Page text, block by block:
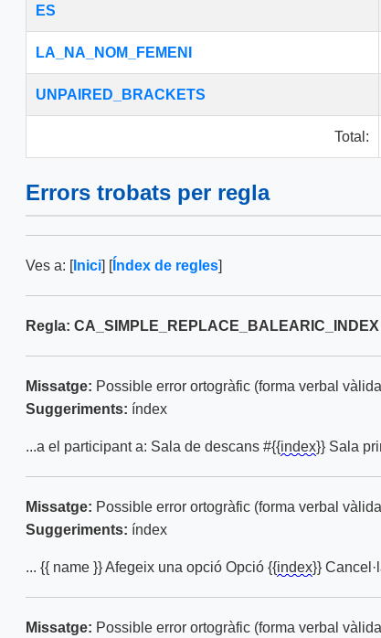
ES
LA_NA_NOM_FEMENI
UNPAIRED_BRACKETS
Total:
Errors trobats per regla
Ves a: [Inici] [Índex de regles]
Regla: CA_SIMPLE_REPLACE_BALEARIC_INDEX
Missatge: Possible error ortogràfic (forma verbal
Suggeriments: índex
...a el participant a: Sala de descans #{{index}} Sala
Missatge: Possible error ortogràfic (forma verbal
Suggeriments: índex
... {{ name }} Afegeix una opció Opció {{index}}
Missatge: Possible error ortogràfic (forma verbal